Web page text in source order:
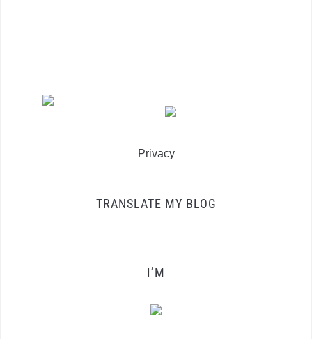
Privacy
TRANSLATE MY BLOG
I’M